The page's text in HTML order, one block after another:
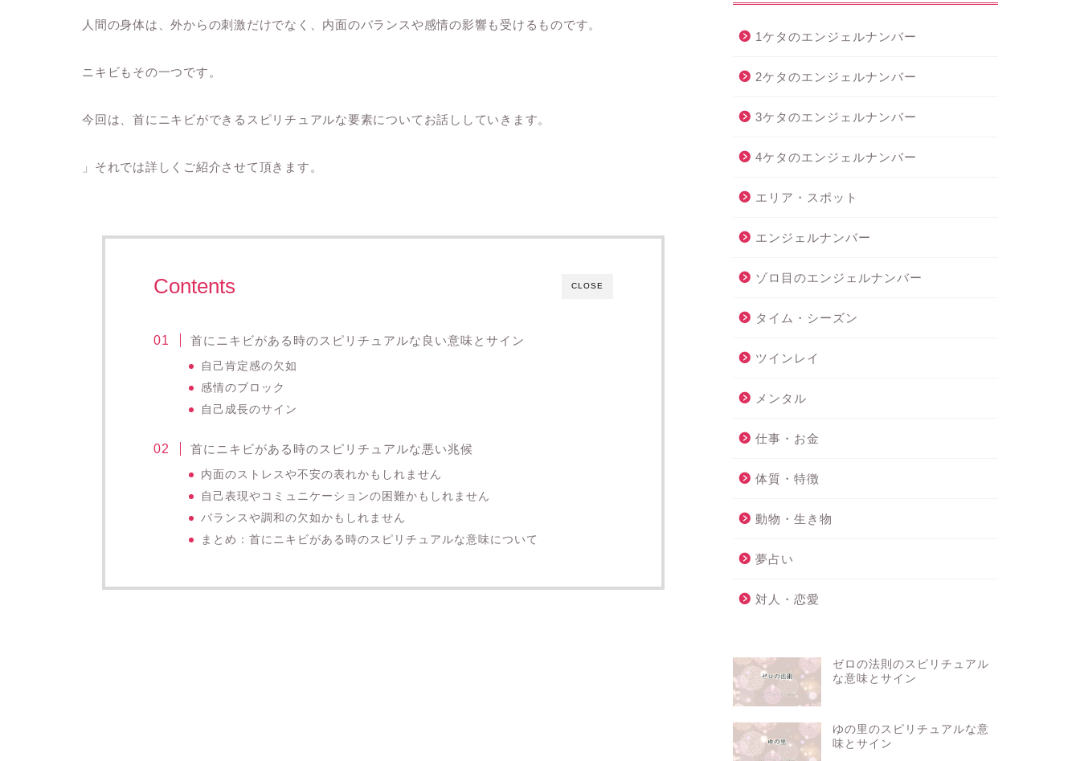
人間の身体は、外からの刺激だけでなく、内面のバランスや感情の影響も受けるものです。
ニキビもその一つです。
今回は、首にニキビができるスピリチュアルな要素についてお話ししていきます。
」それでは詳しくご紹介させて頂きます。
CLOSE
Contents
首にニキビがある時のスピリチュアルな良い意味とサイン
自己肯定感の欠如
感情のブロック
自己成長のサイン
首にニキビがある時のスピリチュアルな悪い兆候
内面のストレスや不安の表れかもしれません
自己表現やコミュニケーションの困難かもしれません
バランスや調和の欠如かもしれません
まとめ：首にニキビがある時のスピリチュアルな意味について
1ケタのエンジェルナンバー
2ケタのエンジェルナンバー
3ケタのエンジェルナンバー
4ケタのエンジェルナンバー
エリア・スポット
エンジェルナンバー
ゾロ目のエンジェルナンバー
タイム・シーズン
ツインレイ
メンタル
仕事・お金
体質・特徴
動物・生き物
夢占い
対人・恋愛
ゼロの法則のスピリチュアル
な意味とサイン
ゆの里のスピリチュアルな意
味とサイン